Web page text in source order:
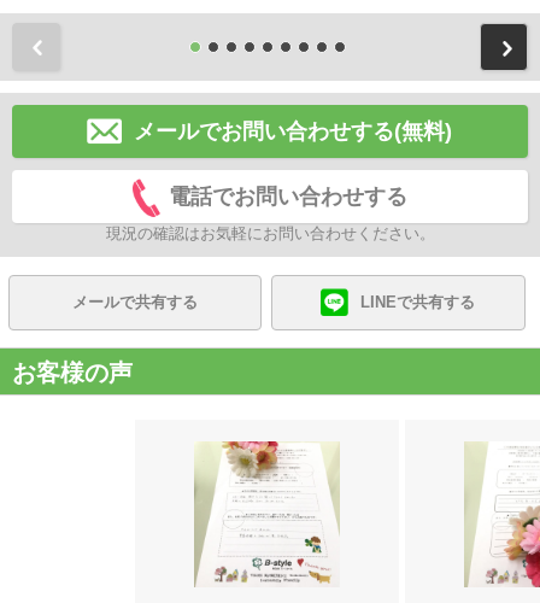
メールでお問い合わせする(無料)
電話でお問い合わせする
現況の確認はお気軽にお問い合わせください。
メールで共有する LINEで共有する
お客様の声